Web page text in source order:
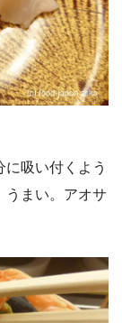
吸い付くよう
うまい。アオサ